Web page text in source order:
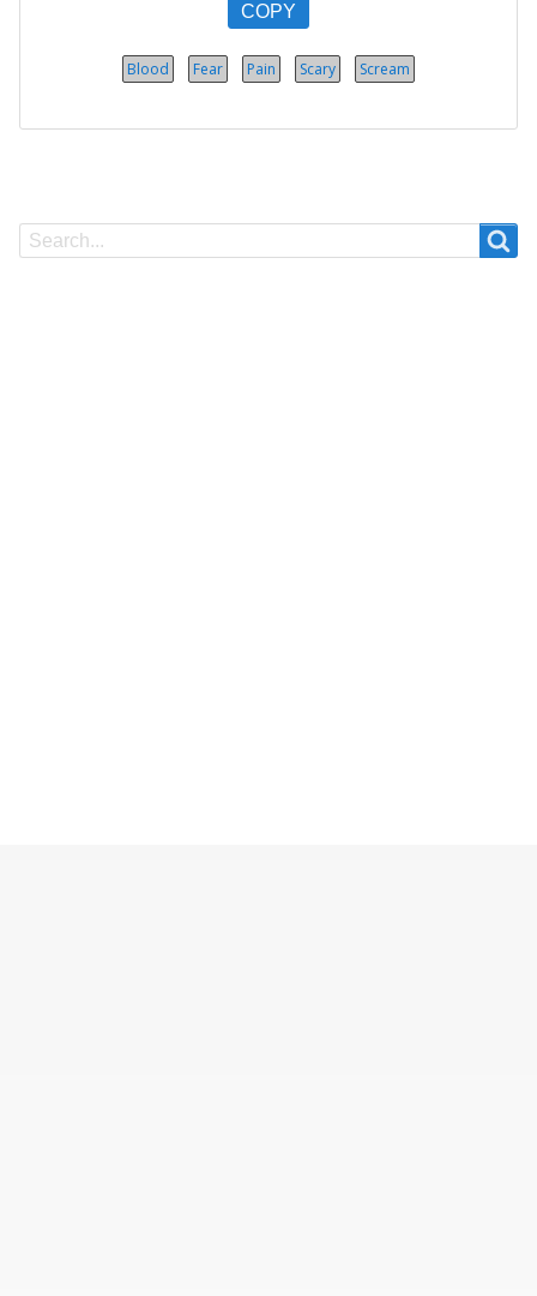
COPY
Blood Fear Pain Scary Scream
Search
Search